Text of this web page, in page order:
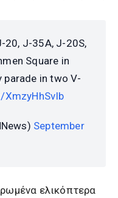
20, J-35A, J-20S,
Square in
parade in two V-
September
ελικόπτερα